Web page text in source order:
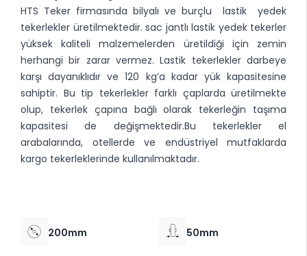
HTS Teker firmasında bilyalı ve burçlu lastik yedek
tekerlekler üretilmektedir. sac jantlı lastik yedek tekerler
yüksek kaliteli malzemelerden üretildiği için zemin
herhangi bir zarar vermez. Lastik tekerlekler darbeye
karşı dayanıklıdır ve 120 kg’a kadar yük kapasitesine
sahiptir. Bu tip tekerlekler farklı çaplarda üretilmekte
olup, tekerlek çapına bağlı olarak tekerleğin taşıma
kapasitesi de değişmektedir.Bu tekerlekler el
arabalarında, otellerde ve endüstriyel mutfaklarda
kargo tekerleklerinde kullanılmaktadır.
200mm 50mm